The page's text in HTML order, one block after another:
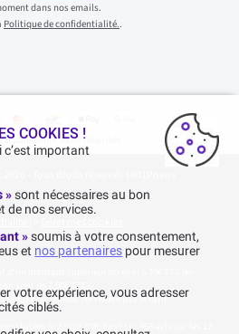
dans nos emails.
Politique de confidentialité..
paiements 100% sécurisés
- Tous droits réservés 1001Pneus
montant supérieur ou égal à 70€ TTC (en-
sont de 7,90€ TTC).
non remisé. Ne reflète pas le tarif
le 23/02/2026 basé sur 468 avis sur les 12
COOKIES !
c’est important
»sont nécessaires au bon
de nos services.
» soumis à votre consentement,
et nos partenaires pour mesurer
votre expérience, vous adresser
ciblés.